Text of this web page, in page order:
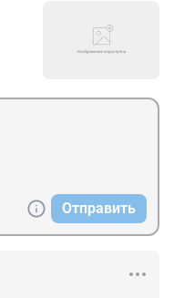
Отправить